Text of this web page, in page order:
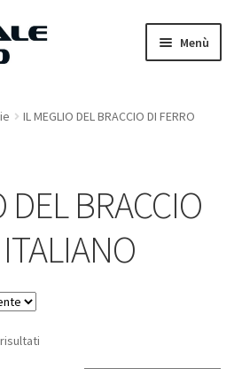
Menù
IL MEGLIO DEL BRACCIO DI FERRO
DEL BRACCIO